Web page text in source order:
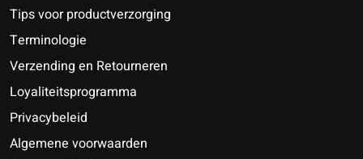
Tips voor productverzorging
Terminologie
Verzending en Retourneren
Loyaliteitsprogramma
Privacybeleid
Algemene voorwaarden